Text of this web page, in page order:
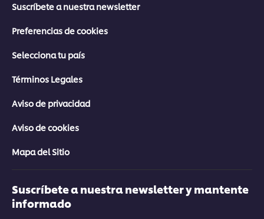
Suscríbete a nuestra newsletter
Preferencias de cookies
Selecciona tu país
Términos Legales
Aviso de privacidad
Aviso de cookies
Mapa del Sitio
Suscríbete a nuestra newsletter y mantente
informado